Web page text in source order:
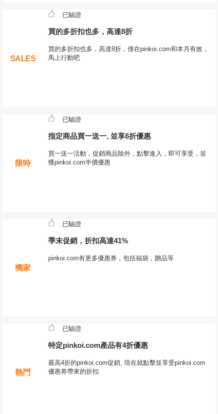
SALES
已驗證
買的多折扣也多，高達8折
買的多折扣也多，高達8折，僅在pinkoi.com和本月有效，
馬上行動吧
限時
已驗證
指定商品買一送一, 並享6折優惠
買一送一活動，促銷商品除外，點擊進入，即可享受，並
獲pinkoi.com半價優惠
獨家
已驗證
季末促銷，折扣高達41%
pinkoi.com有更多優惠券，包括福袋，贈品等
熱門
已驗證
特定pinkoi.com產品有4折優惠
最高4折的pinkoi.com促銷, 現在就點擊並享受pinkoi.com
優惠券帶來的折扣